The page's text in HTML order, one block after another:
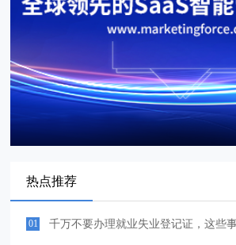
热点推荐
01 千万不要办理就业失业登记证，这些